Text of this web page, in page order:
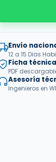
Envío
12 a 15 Dias
Ficha
PDF
Asesoría
Ingenieros en